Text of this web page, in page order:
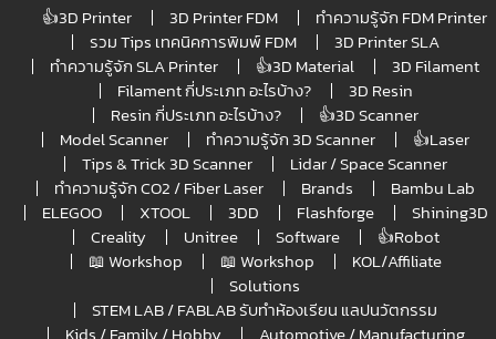
👍3D Printer 3D Printer FDM
ทำความรู้จัก FDM Printer
รวม Tips เทคนิคการพิมพ์ FDM
3D Printer SLA
ทำความรู้จัก SLA Printer
👍3D Material
3D Filament
Filament กี่ประเภท อะไรบ้าง?
3D Resin
Resin กี่ประเภท อะไรบ้าง?
👍3D Scanner
Model Scanner
ทำความรู้จัก 3D Scanner
👍Laser
Tips & Trick 3D Scanner
Lidar / Space Scanner
ทำความรู้จัก CO2 / Fiber Laser
Brands
Bambu Lab
ELEGOO
XTOOL 3DD Flashforge
Shining3D
Creality
Unitree Software
👍Robot
📖 Workshop
📖 Workshop
KOL/Affiliate
Solutions
STEM LAB / FABLAB รับทำห้องเรียน แลปนวัตกรรม